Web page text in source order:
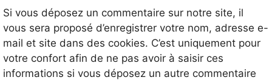
Si vous déposez un commentaire sur notre site, il
vous sera proposé d’enregistrer votre nom, adresse e-
mail et site dans des cookies. C’est uniquement pour
votre confort afin de ne pas avoir à saisir ces
informations si vous déposez un autre commentaire